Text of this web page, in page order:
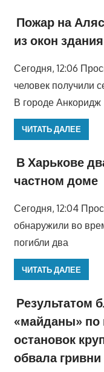
Пожар на
из окон здания
Сегодня, 12:06
человек получили
В городе Анкоридж
ЧИТАТЬ ДАЛЕЕ
В Харькове
частном доме
Сегодня, 12:04
обнаружили во
погибли два
ЧИТАТЬ ДАЛЕЕ
Результатом
«майданы» по
остановок
обвала